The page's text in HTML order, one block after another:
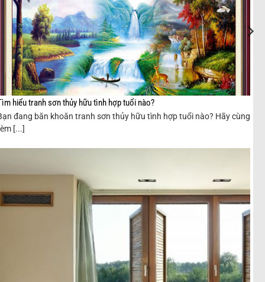
hiểu tranh sơn thủy hữu tình hợp tuổi nào?
đang băn khoăn tranh sơn thủy hữu tình hợp tuổi nào? Hãy cùng
[...]